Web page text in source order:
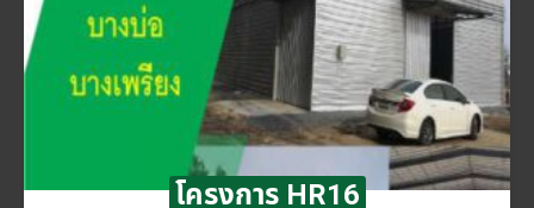
โครงการ HR16